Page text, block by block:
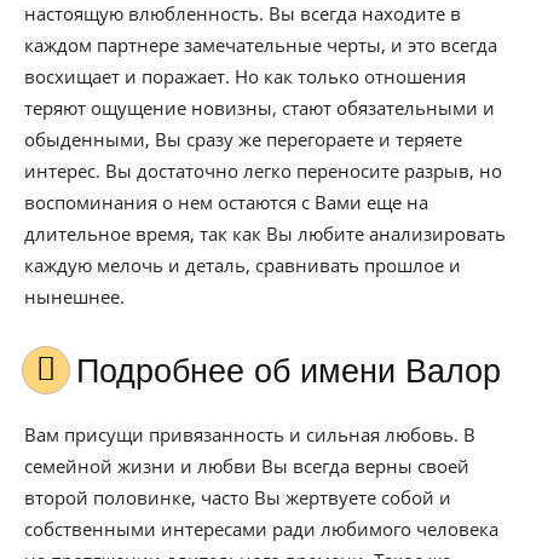
настоящую влюбленность. Вы всегда находите в
каждом партнере замечательные черты, и это всегда
восхищает и поражает. Но как только отношения
теряют ощущение новизны, стают обязательными и
обыденными, Вы сразу же перегораете и теряете
интерес. Вы достаточно легко переносите разрыв, но
воспоминания о нем остаются с Вами еще на
длительное время, так как Вы любите анализировать
каждую мелочь и деталь, сравнивать прошлое и
нынешнее.
Подробнее об имени Валор
Вам присущи привязанность и сильная любовь. В
семейной жизни и любви Вы всегда верны своей
второй половинке, часто Вы жертвуете собой и
собственными интересами ради любимого человека